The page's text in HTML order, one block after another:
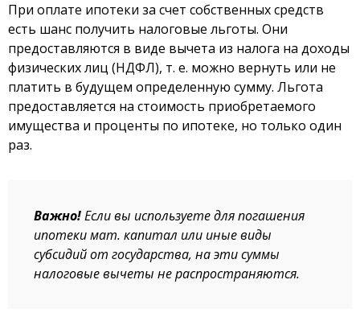
При оплате ипотеки за счет собственных средств
есть шанс получить налоговые льготы. Они
предоставляются в виде вычета из налога на доходы
физических лиц (НДФЛ), т. е. можно вернуть или не
платить в будущем определенную сумму. Льгота
предоставляется на стоимость приобретаемого
имущества и проценты по ипотеке, но только один
раз.
Важно!Если вы используете для погашения
ипотеки мат. капитал или иные виды
субсидий от государства, на эти суммы
налоговые вычеты не распространяются.